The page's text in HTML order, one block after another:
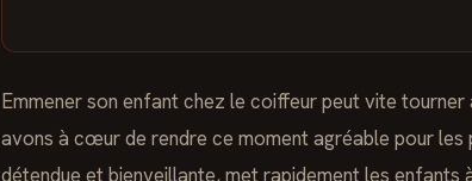
Emmener son enfant chez le coiffeur peut vite tourner
avons à cœur de rendre ce moment agréable pour
détendue et bienveillante, met rapidement les